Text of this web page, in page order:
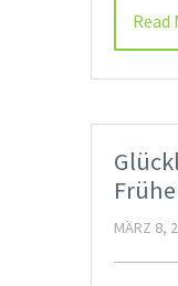
Read
MÄRZ 8,